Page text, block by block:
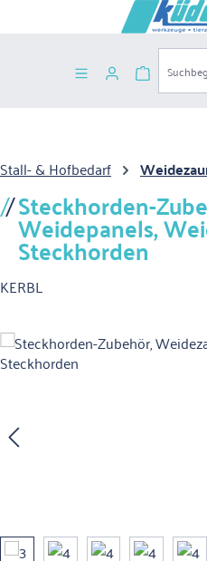
Zum Hauptinhalt springen
Stall- & Hofbedarf
Steckhorden-
Weidepanels,
Steckhorden
KERBL
Bildergalerie überspringen